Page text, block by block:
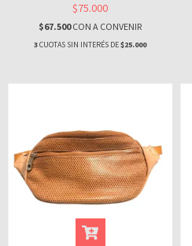
$75.000
$67.500CON A CONVENIR
3CUOTAS SIN INTERÉS DE$25.000